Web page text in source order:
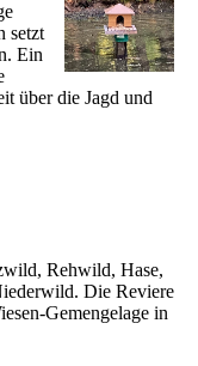
setzt
Ein
über die Jagd und
Rehwild, Hase,
Die Reviere
Gemengelage in